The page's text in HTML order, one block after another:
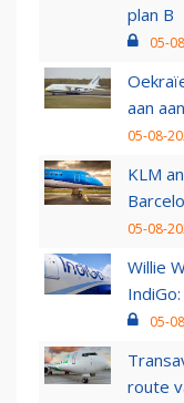
plan B
05-
aan
05-08-
KLM
05-08-
Willie
05-
route